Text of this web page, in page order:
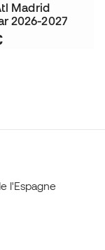
Madrid
2026-2027
l'Espagne